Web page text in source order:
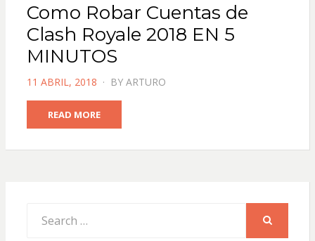
Como Robar Cuentas de
Clash Royale 2018 EN 5
MINUTOS
POSTED
11 ABRIL, 2018 BY ARTURO
READ MORE
for: